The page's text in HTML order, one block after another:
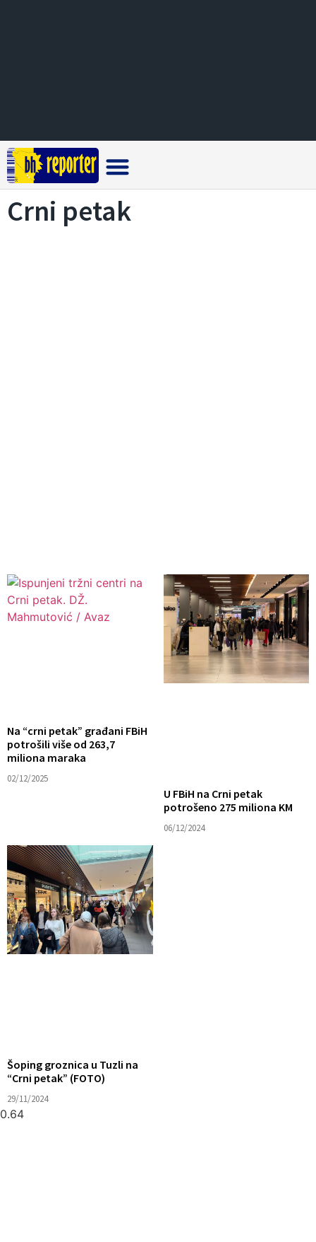
Crni petak
Na “crni petak” građani FBiH
potrošili više od 263,7
miliona maraka
02/12/2025
U FBiH na Crni petak
potrošeno 275 miliona KM
06/12/2024
Šoping groznica u Tuzli na
“Crni petak” (FOTO)
29/11/2024